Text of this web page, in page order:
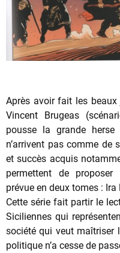
Après avoir fait les
Vincent Brugeas
pousse la grande
n’arrivent pas comme de
et succès acquis
permettent de
prévue en deux tomes : Ira
Cette série fait partir le
Siciliennes qui
société qui veut maîtriser
politique n’a cesse de